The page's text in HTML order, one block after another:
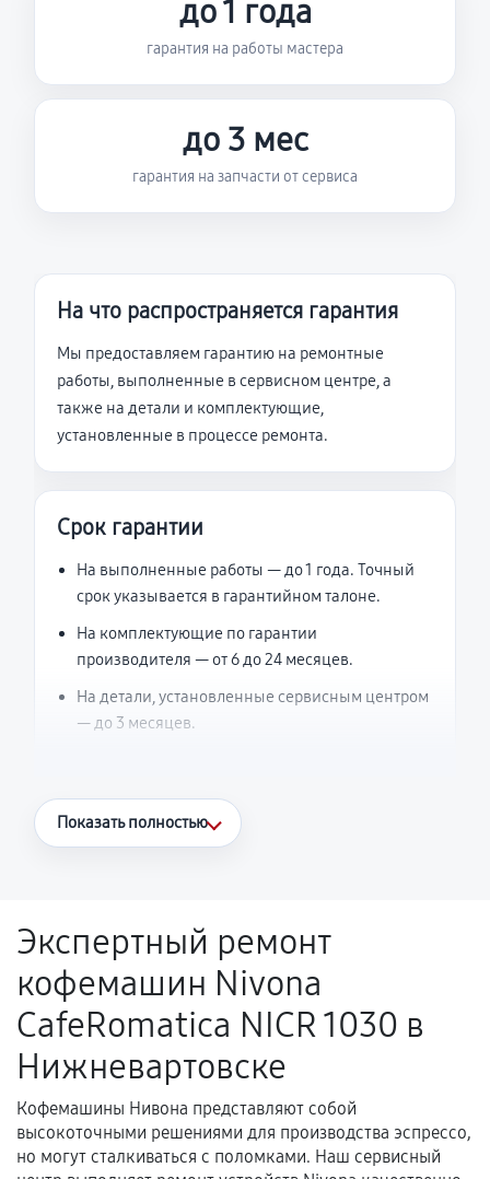
до 1 года
гарантия на работы мастера
до 3 мес
гарантия на запчасти от сервиса
На что распространяется гарантия
Мы предоставляем гарантию на ремонтные
работы, выполненные в сервисном центре, а
также на детали и комплектующие,
установленные в процессе ремонта.
Срок гарантии
На выполненные работы — до 1 года. Точный
срок указывается в гарантийном талоне.
На комплектующие по гарантии
производителя — от 6 до 24 месяцев.
На детали, установленные сервисным центром
— до 3 месяцев.
Что считается гарантийным случаем
Поломка установленной детали при
нормальной эксплуатации в течение
гарантийного срока.
Несоответствие комплектующей заявленным
техническим характеристикам.
Документы для подтверждения
Показать полностью
Экспертный ремонт
кофемашин Nivona
CafeRomatica NICR 1030 в
Нижневартовске
Кофемашины Нивона представляют собой
высокоточными решениями для производства эспрессо,
но могут сталкиваться с поломками. Наш сервисный